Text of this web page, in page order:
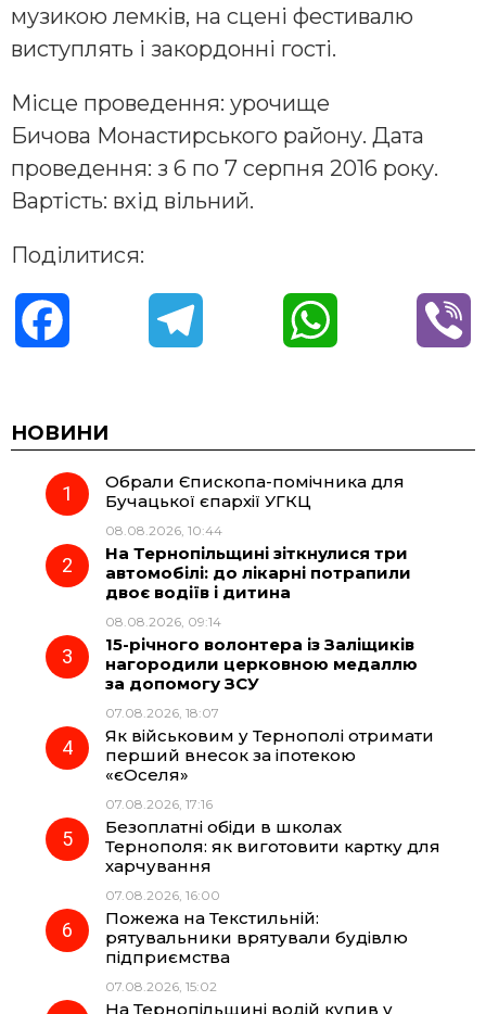
музикою лемків, на сцені фестивалю
виступлять і закордонні гості.
Місце проведення: урочище
Бичова Монастирського району. Дата
проведення: з 6 по 7 серпня 2016 року.
Вартість: вхід вільний.
Поділитися:
c
e
o
o
e
g
r
a
m
t
p
НОВИНИ
Обрали Єпископа-помічника для
Бучацької єпархії УГКЦ
08.08.2026, 10:44
На Тернопільщині зіткнулися три
автомобілі: до лікарні потрапили
двоє водіїв і дитина
08.08.2026, 09:14
15-річного волонтера із Заліщиків
нагородили церковною медаллю
за допомогу ЗСУ
07.08.2026, 18:07
Як військовим у Тернополі отримати
перший внесок за іпотекою
«єОселя»
07.08.2026, 17:16
Безоплатні обіди в школах
Тернополя: як виготовити картку для
харчування
07.08.2026, 16:00
Пожежа на Текстильній:
рятувальники врятували будівлю
підприємства
07.08.2026, 15:02
На Тернопільщині водій купив у